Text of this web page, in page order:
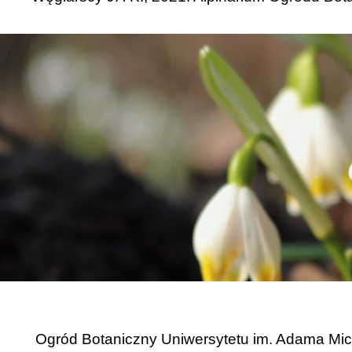
Ogród Botaniczny Uniwersytetu im. Adama